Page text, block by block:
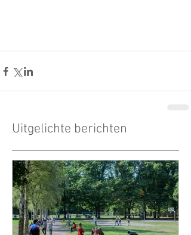
Uitgelichte berichten